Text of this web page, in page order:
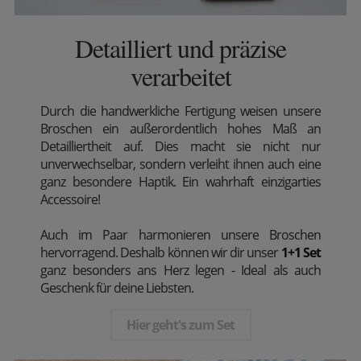
Detailliert und präzise
verarbeitet
Durch die handwerkliche Fertigung weisen unsere
Broschen ein außerordentlich hohes Maß an
Detailliertheit auf. Dies macht sie nicht nur
unverwechselbar, sondern verleiht ihnen auch eine
ganz besondere Haptik. Ein wahrhaft einzigarties
Accessoire!
Auch im Paar harmonieren unsere Broschen
hervorragend. Deshalb können wir dir unser 1+1 Set
ganz besonders ans Herz legen - Ideal als auch
Geschenk für deine Liebsten.
Hier geht's zum Set